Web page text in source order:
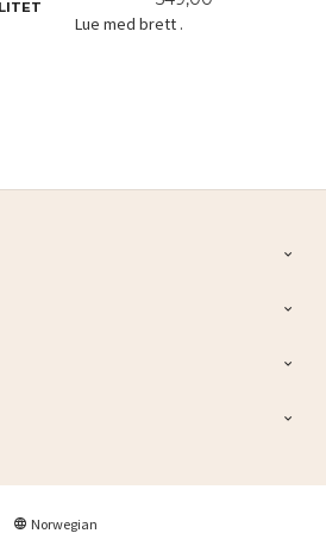
Lue med brett .
Norwegian